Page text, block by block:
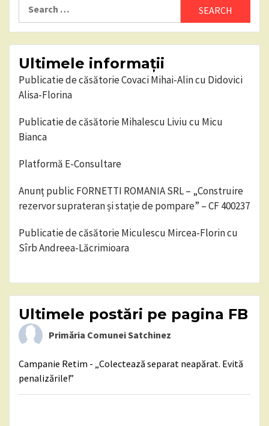
Ultimele informații
Publicatie de căsătorie Covaci Mihai-Alin cu Didovici
Alisa-Florina
Publicatie de căsătorie Mihalescu Liviu cu Micu
Bianca
Platformă E-Consultare
Anunț public FORNETTI ROMANIA SRL – „Construire
rezervor suprateran și stație de pompare” – CF 400237
Publicatie de căsătorie Miculescu Mircea-Florin cu
Sîrb Andreea-Lăcrimioara
Ultimele postări pe pagina FB
Primăria Comunei Satchinez
Campanie Retim - „Colectează separat neapărat. Evită
penalizările!”